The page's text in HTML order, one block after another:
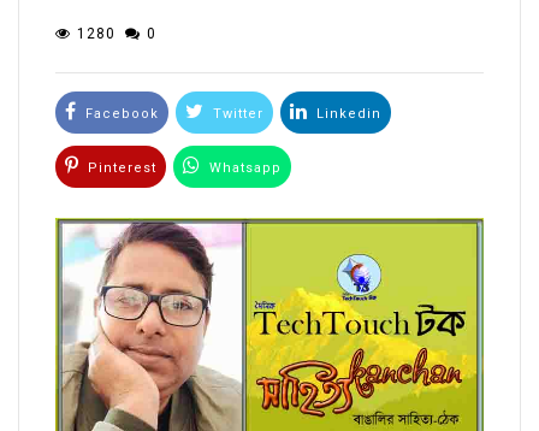
1280 0
Facebook Twitter Linkedin
Pinterest Whatsapp